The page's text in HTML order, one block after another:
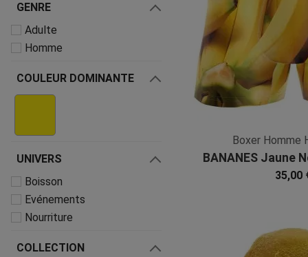
GENRE
Adulte
Homme
COULEUR DOMINANTE
UNIVERS
Boisson
Evénements
Nourriture
COLLECTION
Boxer Homme
BANANES Jaune
35,00